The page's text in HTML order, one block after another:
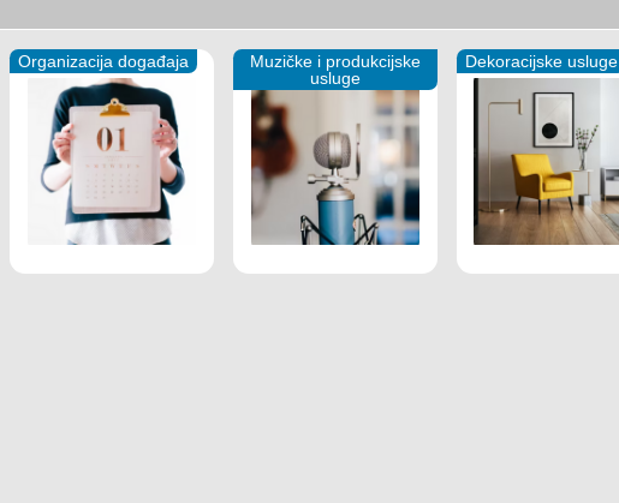
Organizacija događaja
Muzičke i produkcijske
usluge
Dekoracijske usluge